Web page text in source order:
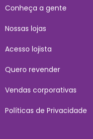
Conheça a gente
Nossas lojas
Acesso lojista
Quero revender
Vendas corporativas
Políticas de Privacidade